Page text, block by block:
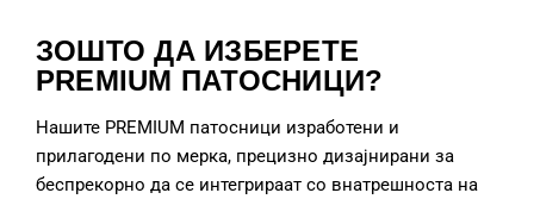
ЗОШТО ДА ИЗБЕРЕТЕ
PREMIUM ПАТОСНИЦИ?
Нашите PREMIUM патосници изработени и
прилагодени по мерка, прецизно дизајнирани за
беспрекорно да се интегрираат со внатрешноста на